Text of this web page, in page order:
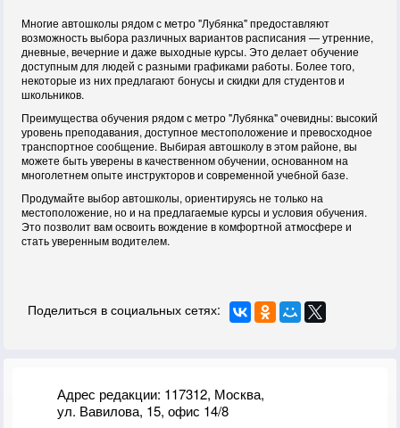
Многие автошколы рядом с метро "Лубянка" предоставляют
возможность выбора различных вариантов расписания — утренние,
дневные, вечерние и даже выходные курсы. Это делает обучение
доступным для людей с разными графиками работы. Более того,
некоторые из них предлагают бонусы и скидки для студентов и
школьников.
Преимущества обучения рядом с метро "Лубянка" очевидны: высокий
уровень преподавания, доступное местоположение и превосходное
транспортное сообщение. Выбирая автошколу в этом районе, вы
можете быть уверены в качественном обучении, основанном на
многолетнем опыте инструкторов и современной учебной базе.
Продумайте выбор автошколы, ориентируясь не только на
местоположение, но и на предлагаемые курсы и условия обучения.
Это позволит вам освоить вождение в комфортной атмосфере и
стать уверенным водителем.
Поделиться в социальных сетях:
Адрес редакции: 117312, Москва,
ул. Вавилова, 15, офис 14/8